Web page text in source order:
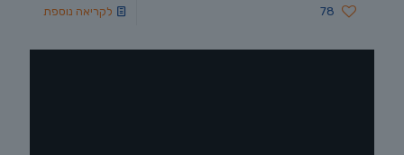
78 לקריאה נוספת